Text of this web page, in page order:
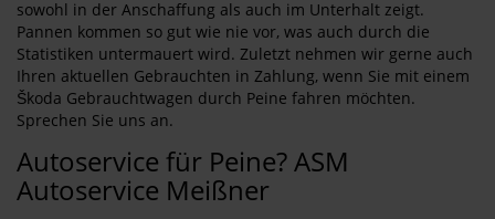
sowohl in der Anschaffung als auch im Unterhalt zeigt.
Pannen kommen so gut wie nie vor, was auch durch die
Statistiken untermauert wird. Zuletzt nehmen wir gerne auch
Ihren aktuellen Gebrauchten in Zahlung, wenn Sie mit einem
Škoda Gebrauchtwagen durch Peine fahren möchten.
Sprechen Sie uns an.
Autoservice für Peine? ASM
Autoservice Meißner